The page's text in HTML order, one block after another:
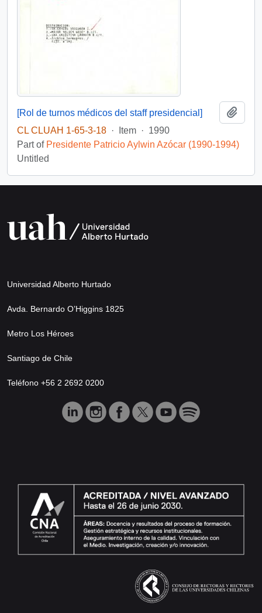
[Rol de turnos médicos del staff presidencial]
CL CLUAH 1-65-3-18 · Item · 1990
Part of Presidente Patricio Aylwin Azócar (1990-1994)
Untitled
Universidad Alberto Hurtado
Avda. Bernardo O’Higgins 1825
Metro Los Héroes
Santiago de Chile
Teléfono +56 2 2692 0200